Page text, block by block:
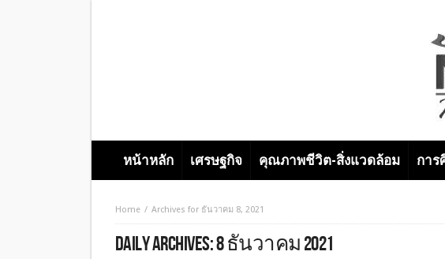
หน้าหลัก เศรษฐกิจ คุณภาพชีวิต-สิ่งแวดล้อม การ
Home Archives for ธันวาคม 8, 2021
DAILY ARCHIVES:8 ธันวาคม 2021